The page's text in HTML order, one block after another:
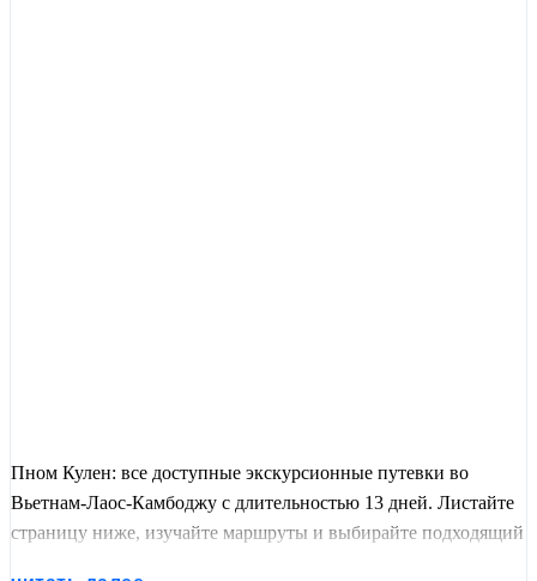
Пном Кулен: все доступные экскурсионные путевки во
Вьетнам-Лаос-Камбоджу с длительностью 13 дней. Листайте
страницу ниже, изучайте маршруты и выбирайте подходящий